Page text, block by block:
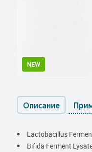
NEW
Описание
Lactobacillus
Bifida Ferment